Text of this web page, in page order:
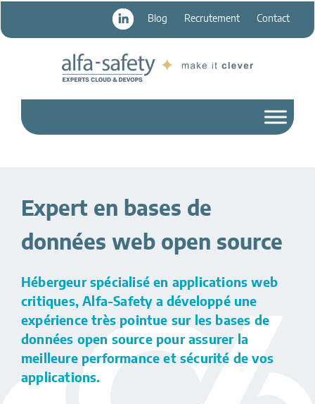
Blog Recrutement Contact
principal
Expert en bases de
données web open source
Hébergeur spécialisé en applications web
critiques, Alfa-Safety a développé une
expérience très pointue sur les bases de
données open source pour assurer la
meilleure performance et sécurité de vos
applications.